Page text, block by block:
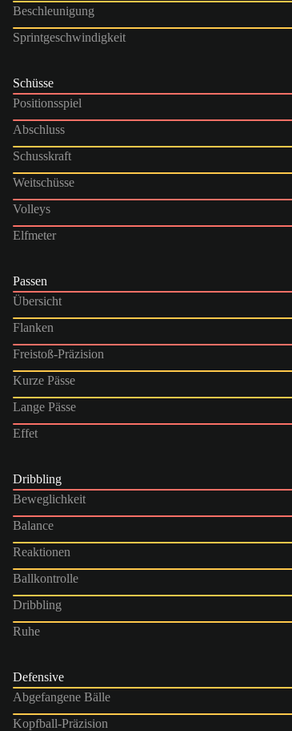
Beschleunigung
Sprintgeschwindigkeit
Schüsse
Positionsspiel
Abschluss
Schusskraft
Weitschüsse
Volleys
Elfmeter
Passen
Übersicht
Flanken
Freistoß-Präzision
Kurze Pässe
Lange Pässe
Effet
Dribbling
Beweglichkeit
Balance
Reaktionen
Ballkontrolle
Dribbling
Ruhe
Defensive
Abgefangene Bälle
Kopfball-Präzision